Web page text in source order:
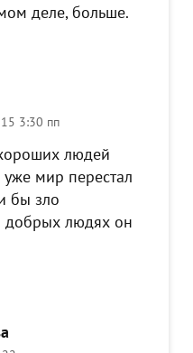
деле, больше.
3:30 пп
людей
мир перестал
бы зло
людях он